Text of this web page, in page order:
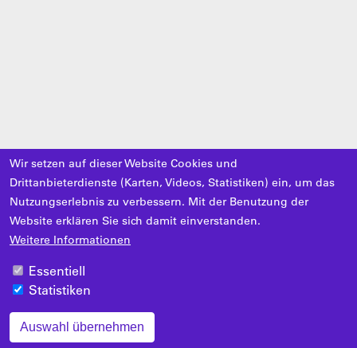
Wir setzen auf dieser Website Cookies und
Drittanbieterdienste (Karten, Videos, Statistiken) ein, um das
Nutzungserlebnis zu verbessern. Mit der Benutzung der
Website erklären Sie sich damit einverstanden.
Weitere Informationen
Essentiell
Statistiken
Auswahl übernehmen